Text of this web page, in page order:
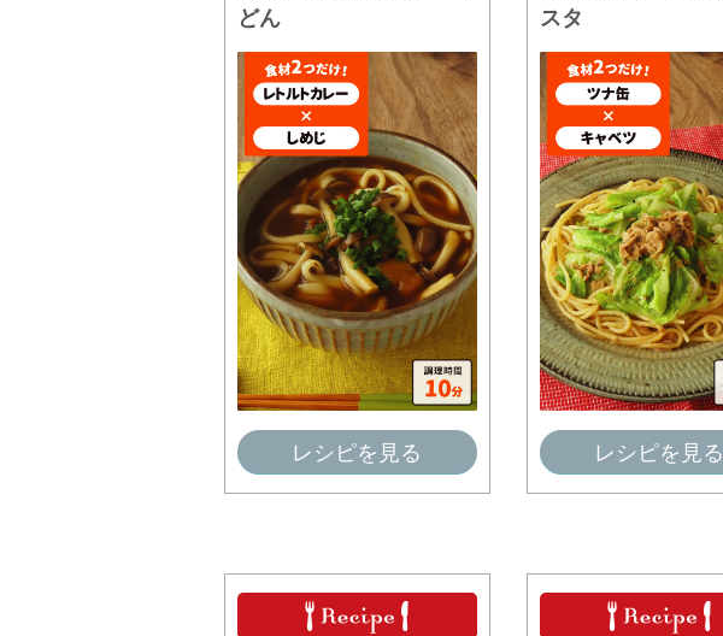
どん
レシピを見る
スタ
レシピを見る